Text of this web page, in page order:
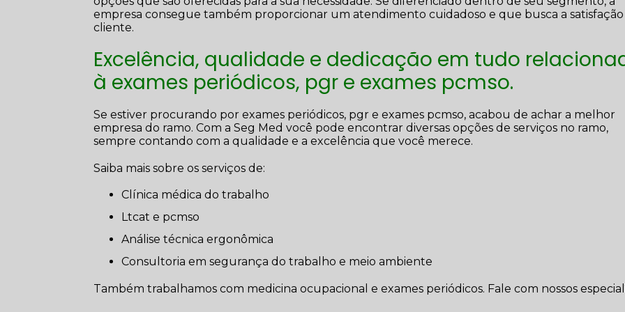
empresa consegue também proporcionar um atendimento cuidadoso e que busca a
cliente.
Excelência, qualidade e dedicação em tudo
à exames periódicos, pgr e exames pcmso.
Se estiver procurando por exames periódicos, pgr e exames pcmso, acabou de achar a melhor
empresa do ramo. Com a Seg Med você pode encontrar diversas opções de serviços no ramo,
sempre contando com a qualidade e a excelência que você merece.
Saiba mais sobre os serviços de:
clínica médica do trabalho
ltcat e pcmso
análise técnica ergonômica
consultoria em segurança do trabalho e meio ambiente
Também trabalhamos com medicina ocupacional e exames periódicos. Fale com nossos